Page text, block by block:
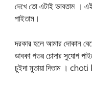
দেখে তো এটাই ভাবতাম ।
পাইতাম।
দরকার হলে আমার দোকান
ডাবকা গতর চোদার সুযোগ
চুইদা মুতায়া দিতাম ।